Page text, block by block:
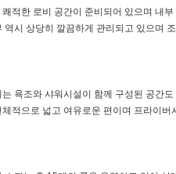
쾌적한 로비 공간이 준비되어 있으며 내
역시 상당히 깔끔하게 관리되고 있으며
는 욕조와 샤워시설이 함께 구성된 공간
적으로 넓고 여유로운 편이며 프라이